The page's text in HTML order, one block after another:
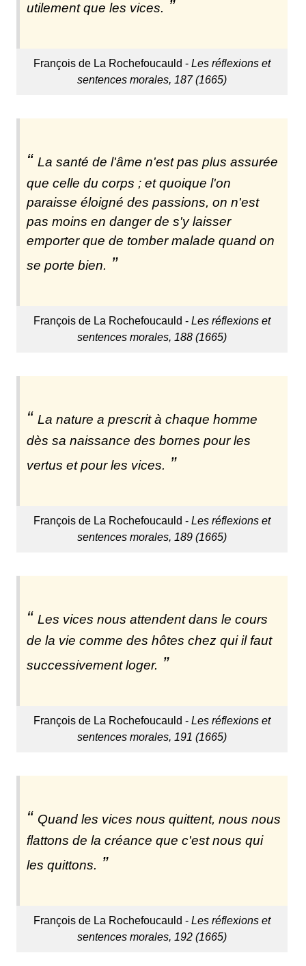
utilement que les vices.
François de La Rochefoucauld - Les réflexions et
sentences morales, 187 (1665)
La santé de l'âme n'est pas plus assurée
que celle du corps ; et quoique l'on
paraisse éloigné des passions, on n'est
pas moins en danger de s'y laisser
emporter que de tomber malade quand on
se porte bien.
François de La Rochefoucauld - Les réflexions et
sentences morales, 188 (1665)
La nature a prescrit à chaque homme
dès sa naissance des bornes pour les
vertus et pour les vices.
François de La Rochefoucauld - Les réflexions et
sentences morales, 189 (1665)
Les vices nous attendent dans le cours
de la vie comme des hôtes chez qui il faut
successivement loger.
François de La Rochefoucauld - Les réflexions et
sentences morales, 191 (1665)
Quand les vices nous quittent, nous nous
flattons de la créance que c'est nous qui
les quittons.
François de La Rochefoucauld - Les réflexions et
sentences morales, 192 (1665)